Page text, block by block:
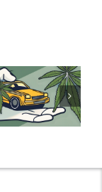
Cannabis
Samen
kaufen: Alles
was Sie